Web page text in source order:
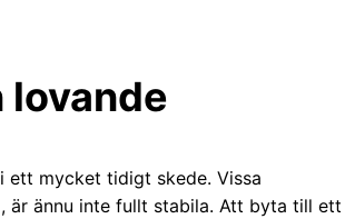
lovande
mycket tidigt skede. Vissa
är ännu inte fullt stabila. Att byta till ett